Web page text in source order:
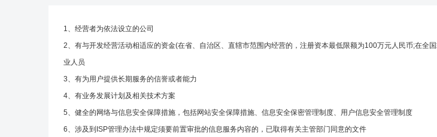
1、经营者为依法设立的公司
2、有与开发经营活动相适应的资金(在省、自治区、直辖市范围内经营的，注册资本最低限额为100万元人民币;在
业人员
3、有为用户提供长期服务的信誉或者能力
4、有业务发展计划及相关技术方案
5、健全的网络与信息安全保障措施，包括网站安全保障措施、信息安全保密管理制度、用户信息安全管理制度
6、涉及到ISP管理办法中规定须要前置审批的信息服务内容的，已取得有关主管部门同意的文件